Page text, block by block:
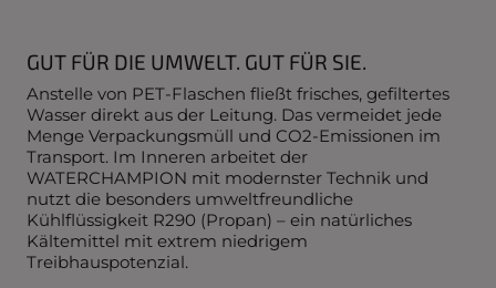
GUT FÜR DIE UMWELT. GUT FÜR SIE.
Anstelle von PET-Flaschen fließt frisches, gefiltertes
Wasser direkt aus der Leitung. Das vermeidet jede
Menge Verpackungsmüll und CO2-Emissionen im
Transport. Im Inneren arbeitet der
WATERCHAMPION mit modernster Technik und
nutzt die besonders umweltfreundliche
Kühlflüssigkeit R290 (Propan) – ein natürliches
Kältemittel mit extrem niedrigem
Treibhauspotenzial.